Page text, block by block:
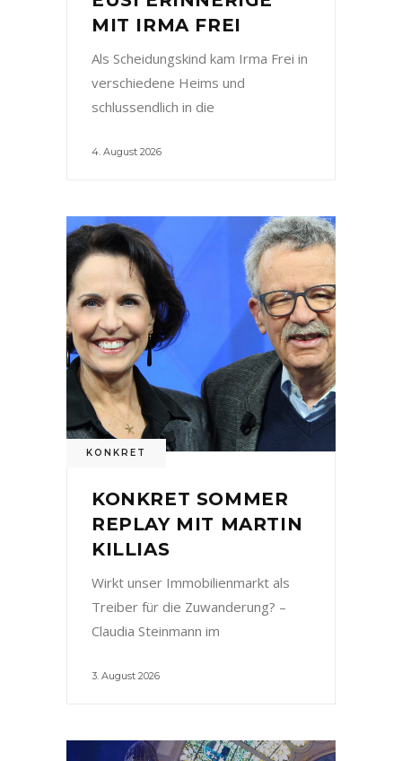
MIT IRMA FREI
Als Scheidungskind kam Irma Frei in
verschiedene Heims und
schlussendlich in die
4. August 2026
KONKRET
KONKRET SOMMER
REPLAY MIT MARTIN
KILLIAS
Wirkt unser Immobilienmarkt als
Treiber für die Zuwanderung? –
Claudia Steinmann im
3. August 2026